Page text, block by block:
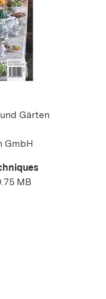
Gärten
GmbH
MB